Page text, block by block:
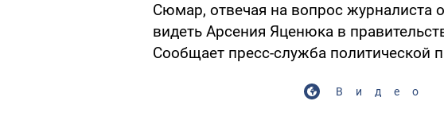
Сюмар, отвечая на вопрос журналиста
видеть Арсения Яценюка в
Сообщает пресс-служба политической
Видео